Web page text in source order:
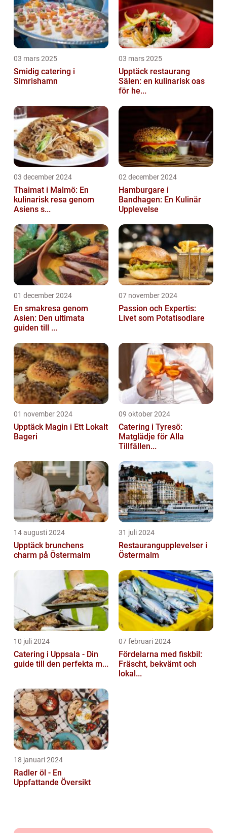
03 mars 2025
Smidig catering i
Simrishamn
03 mars 2025
Upptäck restaurang
Sälen: en kulinarisk oas
för he...
03 december 2024
Thaimat i Malmö: En
kulinarisk resa genom
Asiens s...
02 december 2024
Hamburgare i
Bandhagen: En Kulinär
Upplevelse
01 december 2024
En smakresa genom
Asien: Den ultimata
guiden till ...
07 november 2024
Passion och Expertis:
Livet som Potatisodlare
01 november 2024
Upptäck Magin i Ett Lokalt
Bageri
09 oktober 2024
Catering i Tyresö:
Matglädje för Alla
Tillfällen...
14 augusti 2024
Upptäck brunchens
charm på Östermalm
31 juli 2024
Restaurangupplevelser i
Östermalm
10 juli 2024
Catering i Uppsala - Din
guide till den perfekta m...
07 februari 2024
Fördelarna med fiskbil:
Fräscht, bekvämt och
lokal...
18 januari 2024
Radler öl - En
Uppfattande Översikt